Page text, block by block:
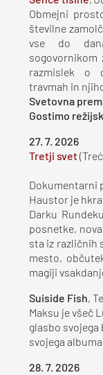
Obmejni
številne
vse do
sogovornikom
razmislek o
travmah in
Svetovna
Gostimo
27. 7. 2026
Tretji svet
Dokumentarni
Haustor je
Darku
posnetke,
sta iz različnih
mesto,
magiji
Suiside Fish,
Maksu je všeč
glasbo svojega
svojega
28. 7. 2026